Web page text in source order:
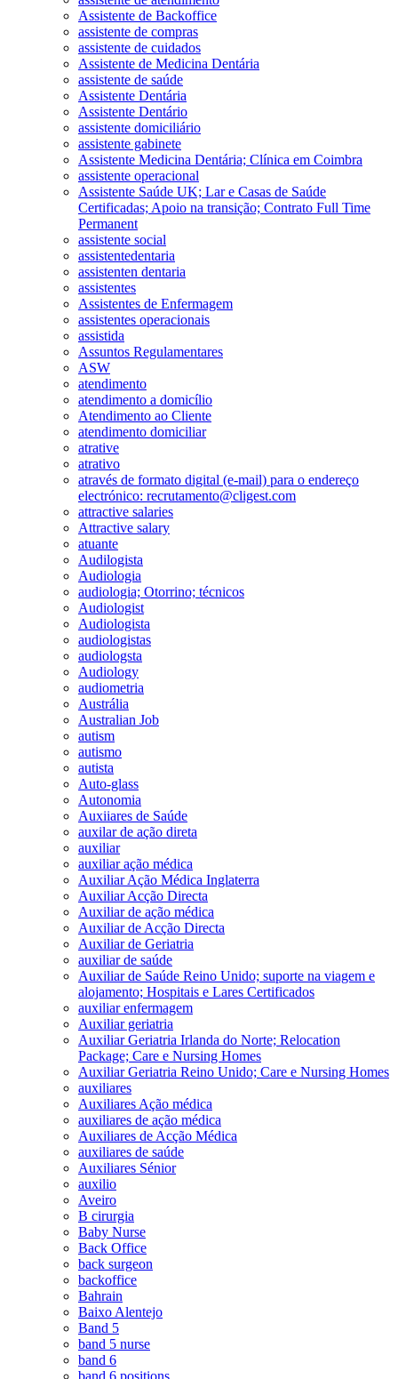
Assistente de Backoffice
assistente de compras
assistente de cuidados
Assistente de Medicina Dentária
assistente de saúde
Assistente Dentária
Assistente Dentário
assistente domiciliário
assistente gabinete
Assistente Medicina Dentária; Clínica em Coimbra
assistente operacional
Assistente Saúde UK; Lar e Casas de Saúde
Certificadas; Apoio na transição; Contrato Full Time
Permanent
assistente social
assistentedentaria
assistenten dentaria
assistentes
Assistentes de Enfermagem
assistentes operacionais
assistida
Assuntos Regulamentares
ASW
atendimento
atendimento a domicílio
Atendimento ao Cliente
atendimento domiciliar
atrative
atrativo
através de formato digital (e-mail) para o endereço
electrónico: recrutamento@cligest.com
attractive salaries
Attractive salary
atuante
Audilogista
Audiologia
audiologia; Otorrino; técnicos
Audiologist
Audiologista
audiologistas
audiologsta
Audiology
audiometria
Austrália
Australian Job
autism
autismo
autista
Auto-glass
Autonomia
Auxiiares de Saúde
auxilar de ação direta
auxiliar
auxiliar ação médica
Auxiliar Ação Médica Inglaterra
Auxiliar Acção Directa
Auxiliar de ação médica
Auxiliar de Acção Directa
Auxiliar de Geriatria
auxiliar de saúde
Auxiliar de Saúde Reino Unido; suporte na viagem e
alojamento; Hospitais e Lares Certificados
auxiliar enfermagem
Auxiliar geriatria
Auxiliar Geriatria Irlanda do Norte; Relocation
Package; Care e Nursing Homes
Auxiliar Geriatria Reino Unido; Care e Nursing Homes
auxiliares
Auxiliares Ação médica
auxiliares de ação médica
Auxiliares de Acção Médica
auxiliares de saúde
Auxiliares Sénior
auxilio
Aveiro
B cirurgia
Baby Nurse
Back Office
back surgeon
backoffice
Bahrain
Baixo Alentejo
Band 5
band 5 nurse
band 6
band 6 positions